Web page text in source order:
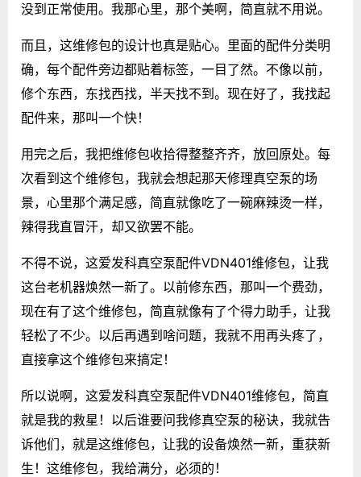
没到正常使用。我那心里，那个美啊，简直就不用说。
而且，这维修包的设计也真是贴心。里面的配件分类明
确，每个配件旁边都贴着标签，一目了然。不像以前，
修个东西，东找西找，半天找不到。现在好了，我找起
配件来，那叫一个快！
用完之后，我把维修包收拾得整整齐齐，放回原处。每
次看到这个维修包，我就会想起那天修理真空泵的场
景，心里那个满足感，简直就像吃了一碗麻辣烫一样，
辣得我直冒汗，却又欲罢不能。
不得不说，这爱发科真空泵配件VDN401维修包，让我
这台老机器焕然一新了。以前修东西，那叫一个费劲，
现在有了这个维修包，简直就像有了个得力助手，让我
轻松了不少。以后再遇到啥问题，我就不用再头疼了，
直接拿这个维修包来搞定！
所以说啊，这爱发科真空泵配件VDN401维修包，简直
就是我的救星！以后谁要问我修真空泵的秘诀，我就告
诉他们，就是这维修包，让我的设备焕然一新，重获新
生！这维修包，我给满分，必须的！